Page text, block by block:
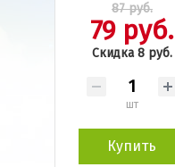
87 руб.
79 руб.
Скидка 8 руб.
шт
Купить